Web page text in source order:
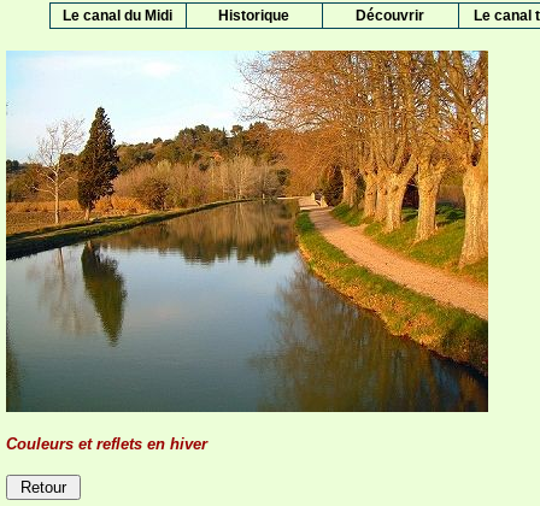
Le canal du Midi Historique Découvrir Le canal
Couleurs et reflets en hiver